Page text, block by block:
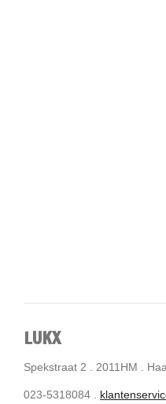
LUKX
Spekstraat 2 . 2011HM .
023-5318084 .